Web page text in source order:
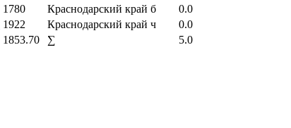
1780 Краснодарский край б
0.0
1922 Краснодарский край ч
0.0
1853.70 ∑ 5.0